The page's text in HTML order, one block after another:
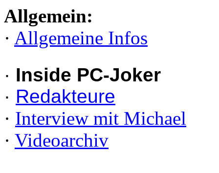
Allgemein:
· Allgemeine Infos
· Inside PC-Joker
· Redakteure
· Interview mit Michael
· Videoarchiv